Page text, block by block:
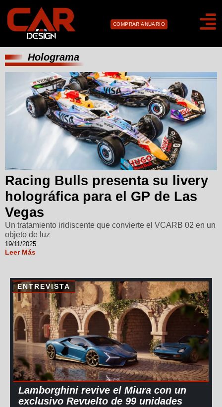
COMPRAR ANUARIO
Holograma
Racing Bulls presenta su livery
holográfica para el GP de Las
Vegas
Un tratamiento iridiscente que convierte el VCARB 02 en un
objeto de luz
19/11/2025
Leer Más
ENTREVISTA
Lamborghini revive el Miura con un
exclusivo Revuelto de 99 unidades